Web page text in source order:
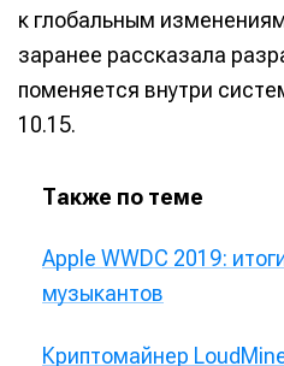
Информация
О проекте Реклама
Редакционная политика (в
Предложение новостей
Информация
О проекте Реклама
Редакционная политика (в
Предложение новостей
к глобальным
заранее рассказала
поменяется внутри
10.15.
Также по теме
Apple WWDC 2019:
музыкантов
Криптомайнер